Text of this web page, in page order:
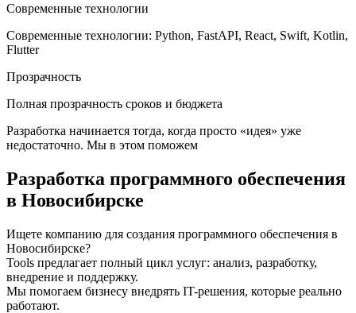
Современные технологии
Современные технологии: Python, FastAPI, React, Swift, Kotlin,
Flutter
Прозрачность
Полная прозрачность сроков и бюджета
Разработка начинается тогда, когда просто «идея» уже
недостаточно. Мы в этом поможем
Разработка программного обеспечения
в Новосибирске
Ищете компанию для создания программного обеспечения в
Новосибирске?
Tools предлагает полный цикл услуг: анализ, разработку,
внедрение и поддержку.
Мы помогаем бизнесу внедрять IT-решения, которые реально
работают.